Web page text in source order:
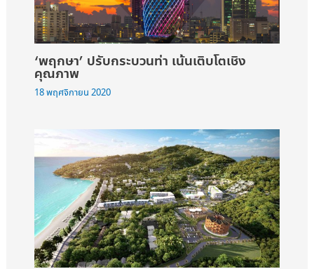
‘พฤกษา’ ปรับกระบวนท่า เน้นเติบโตเชิง
คุณภาพ
18 พฤศจิกายน 2020